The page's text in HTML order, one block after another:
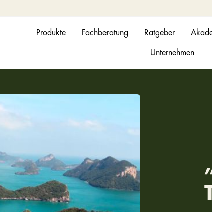
Produkte Fachberatung Ratgeber
Unternehmen